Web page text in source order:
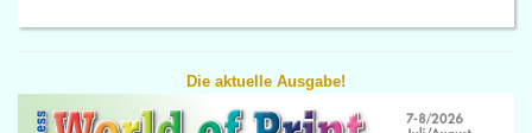
Die aktuelle Ausgabe!